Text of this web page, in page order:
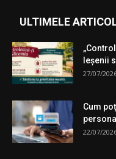
ULTIMELE
Ieșenii
27/07/
Cum
22/07/